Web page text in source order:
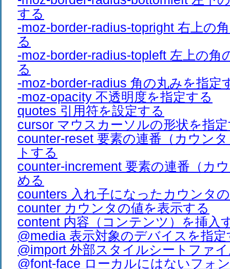
する
-moz-border-radius-topright 右上の
る
-moz-border-radius-topleft 左上の角
る
-moz-border-radius 角の丸みを指定
-moz-opacity 不透明度を指定する
quotes 引用符を設定する
cursor マウスカーソルの形状を指
counter-reset 要素の連番（カウン
トする
counter-increment 要素の連番（カ
める
counters 入れ子になったカウンタ
counter カウンタの値を表示する
content 内容（コンテンツ）を挿入
@media 表示対象のデバイスを指
@import 外部スタイルシートファ
@font-face ローカルにはないフォ